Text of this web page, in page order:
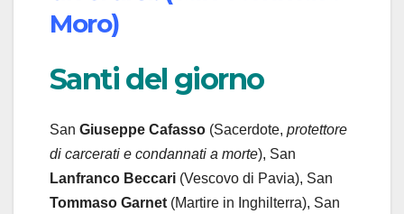
Moro)
Santi del giorno
San Giuseppe Cafasso (Sacerdote, protettore
di carcerati e condannati a morte), San
Lanfranco Beccari (Vescovo di Pavia), San
Tommaso Garnet (Martire in Inghilterra), San